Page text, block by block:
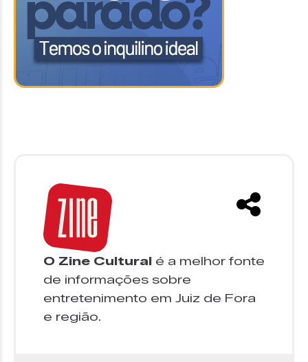
O Zine Cultural é a melhor fonte
de informações sobre
entretenimento em Juiz de Fora
e região.